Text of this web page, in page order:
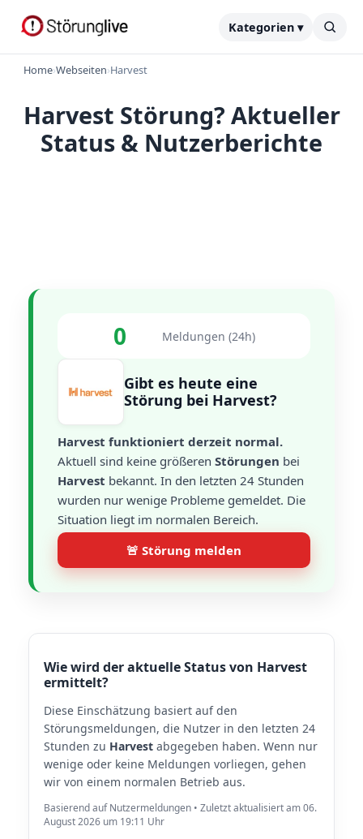
Kategorien ▾
Home›Webseiten›Harvest
Harvest Störung? Aktueller
Status & Nutzerberichte
0 Meldungen (24h)
Gibt es heute eine
Störung bei Harvest?
Harvest funktioniert derzeit normal.
Aktuell sind keine größeren Störungen bei
Harvest bekannt. In den letzten 24 Stunden
wurden nur wenige Probleme gemeldet. Die
Situation liegt im normalen Bereich.
🚨 Störung melden
Wie wird der aktuelle Status von Harvest
ermittelt?
Diese Einschätzung basiert auf den
Störungsmeldungen, die Nutzer in den letzten 24
Stunden zu Harvest abgegeben haben. Wenn nur
wenige oder keine Meldungen vorliegen, gehen
wir von einem normalen Betrieb aus.
Basierend auf Nutzermeldungen • Zuletzt aktualisiert am 06.
August 2026 um 19:11 Uhr